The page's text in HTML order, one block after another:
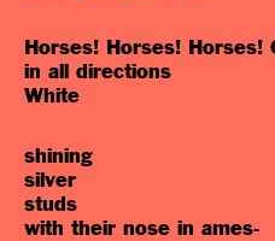
Horses! Horses! Horses!
in all directions
White
shining
silver
studs
with their nose in ames-